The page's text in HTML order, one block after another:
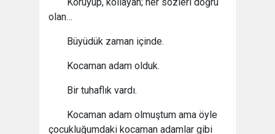
olan…
Büyüdük zaman içinde.
Kocaman adam olduk.
Bir tuhaflık vardı.
Kocaman adam olmuştum ama öyle
çocukluğumdaki kocaman adamlar gibi